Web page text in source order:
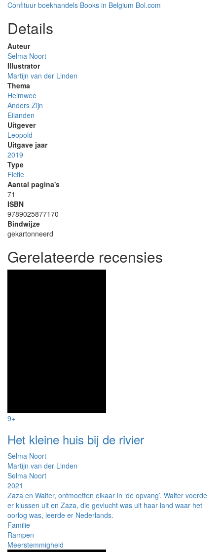
Confituur boekhandels Books in Belgium Bol.com
Details
Auteur
Selma Noort
Illustrator
Martijn van der Linden
Thema
Heimwee
Anders Zijn
Eilanden
Uitgever
Leopold
Uitgave jaar
2019
Type
Fictie
Aantal pagina's
71
ISBN
9789025877170
Bindwijze
gekartonneerd
Gerelateerde recensies
9+
Het kleine huis bij de rivier
Selma Noort
Martijn van der Linden
Selma Noort
2021
Zaza en Walter, ontmoetten elkaar in ‘de opvang’. Walter voerde
er klussen uit en Zaza, die gevlucht was uit haar land waar het
oorlog was, leerde er Nederlands.
Familie
Rampen
Meerstemmigheid